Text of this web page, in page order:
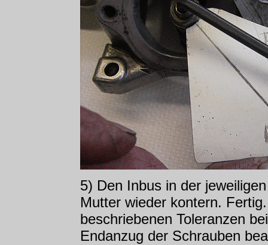
5) Den Inbus in der
Mutter wieder kontern.
beschriebenen Toleranzen
Endanzug der Schrauben